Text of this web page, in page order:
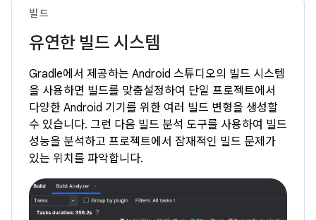
빌드
유연한 빌드 시스템
Gradle에서 제공하는 Android 스튜디오의 빌드 시스템
을 사용하면 빌드를 맞춤설정하여 단일 프로젝트에서
다양한 Android 기기를 위한 여러 빌드 변형을 생성할
수 있습니다. 그런 다음 빌드 분석 도구를 사용하여 빌드
성능을 분석하고 프로젝트에서 잠재적인 빌드 문제가
있는 위치를 파악합니다.